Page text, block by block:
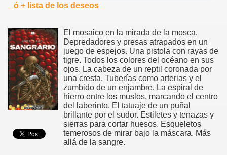
ó + lista de los deseos
El mosaico en la mirada de la mosca.
Depredadores y presas atrapados en un
juego de espejos. Una pistola con rayas de
tigre. Todos los colores del océano en sus
ojos. La cabeza de un reptil coronada por
una cresta. Tuberías como arterias y el
zumbido de un enjambre. La espiral de
hierro entre los muslos, marcando el centro
del laberinto. El tatuaje de un puñal
brillante por el sudor. Estiletes y tenazas y
sierras para cortar huesos. Esqueletos
temerosos de mirar bajo la máscara. Más
allá de la sangre.